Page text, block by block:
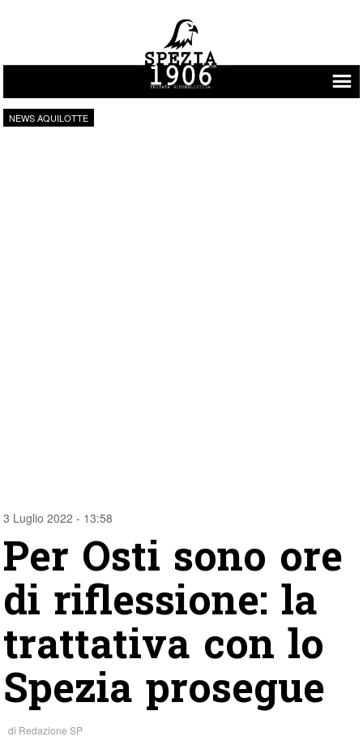
Vai al contenuto
NEWS AQUILOTTE
3 Luglio 2022 - 13:58
Per Osti sono ore
di riflessione: la
trattativa con lo
Spezia prosegue
di Redazione SP